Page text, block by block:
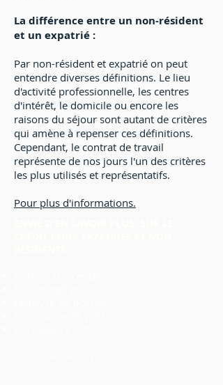
La différence entre un non-résident
et un expatrié :
Par non-résident et expatrié on peut
entendre diverses définitions. Le lieu
d'activité professionnelle, les centres
d'intérêt, le domicile ou encore les
raisons du séjour sont autant de critères
qui amène à repenser ces définitions.
Cependant, le contrat de travail
représente de nos jours l'un des critères
les plus utilisés et représentatifs.
Pour plus d'informations.